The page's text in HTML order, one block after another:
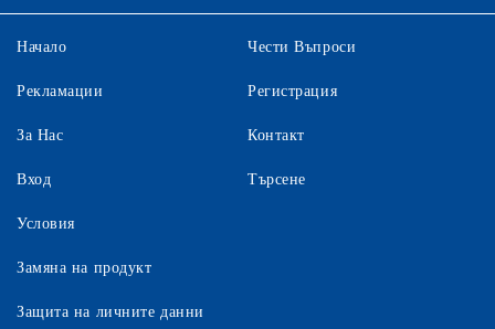
Начало
Рекламации
За Нас
Вход
Чести Въпроси
Регистрация
Контакт
Търсене
Условия
Замяна на продукт
Защита на личните данни